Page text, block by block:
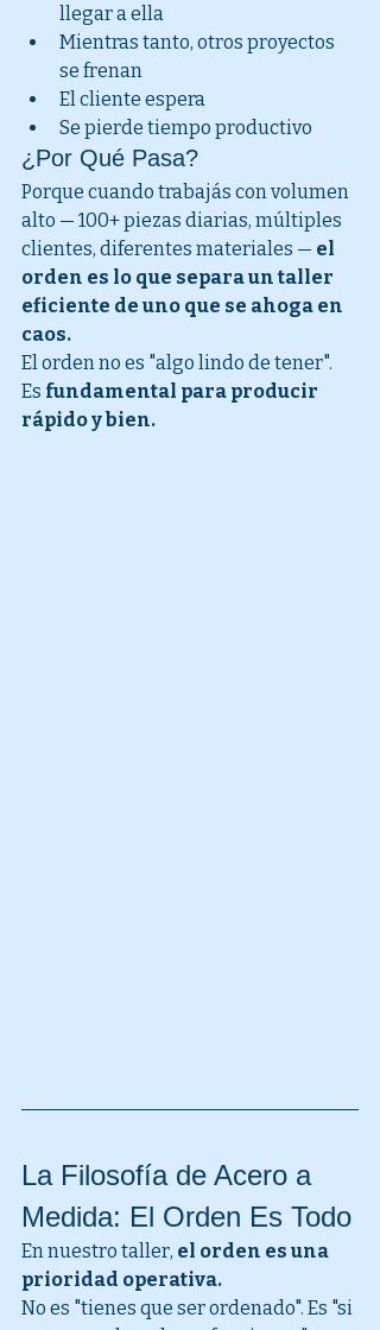
llegar a ella
Mientras tanto, otros proyectos
se frenan
El cliente espera
Se pierde tiempo productivo
¿Por Qué Pasa?
Porque cuando trabajás con volumen
alto — 100+ piezas diarias, múltiples
clientes, diferentes materiales — el
orden es lo que separa un taller
eficiente de uno que se ahoga en
caos.
El orden no es "algo lindo de tener".
Es fundamental para producir
rápido y bien.
La Filosofía de Acero a
Medida: El Orden Es Todo
En nuestro taller, el orden es una
prioridad operativa.
No es "tienes que ser ordenado". Es "si